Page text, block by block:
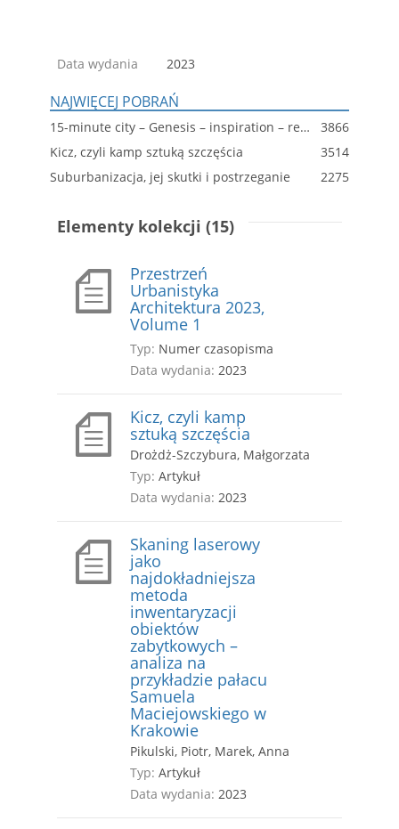
Data wydania 2023
NAJWIĘCEJ POBRAŃ
15-minute city – Genesis – inspiration – realisation. Introduction to research in a form of overview
3866
Kicz, czyli kamp sztuką szczęścia
3514
Suburbanizacja, jej skutki i postrzeganie
2275
Elementy kolekcji (15)
Przestrzeń
Urbanistyka
Architektura 2023,
Volume 1
Typ: Numer czasopisma
Data wydania: 2023
Kicz, czyli kamp
sztuką szczęścia
Drożdż-Szczybura, Małgorzata
Typ: Artykuł
Data wydania: 2023
Skaning laserowy
jako
najdokładniejsza
metoda
inwentaryzacji
obiektów
zabytkowych –
analiza na
przykładzie pałacu
Samuela
Maciejowskiego w
Krakowie
Pikulski, Piotr, Marek, Anna
Typ: Artykuł
Data wydania: 2023